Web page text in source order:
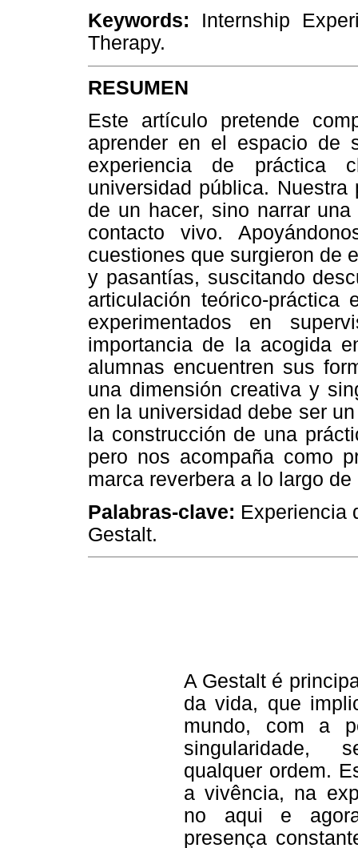
Keywords: Internship
Therapy.
RESUMEN
Este artículo pretende
aprender en el espacio de
experiencia de práctica
universidad pública.
de un hacer, sino narrar
contacto vivo.
cuestiones que surgieron de
y pasantías, suscitando
articulación teórico-
experimentados en
importancia de la acogida
alumnas encuentren sus
una dimensión creativa y
en la universidad debe ser
la construcción de una
pero nos acompaña como
marca reverbera a lo largo
Palabras-clave: Experiencia
Gestalt.
A Gestalt é
da vida, que
mundo, com a
singularidade,
qualquer ordem.
a vivência, na
no aqui e
presença